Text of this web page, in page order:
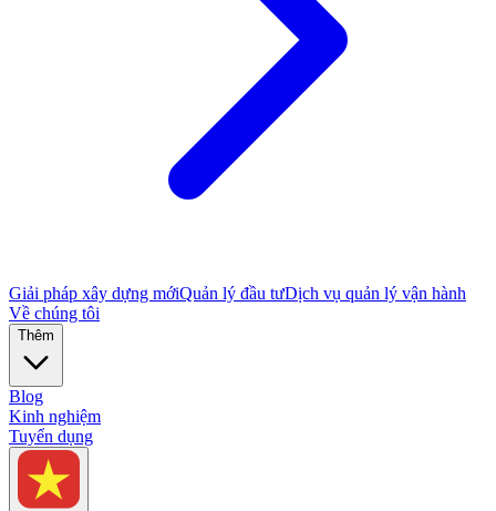
Giải pháp xây dựng mớiQuản lý đầu tưDịch vụ quản lý vận hành
Về chúng tôi
Thêm
Blog
Kinh nghiệm
Tuyển dụng